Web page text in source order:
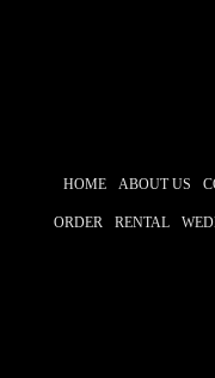
HOME ABOUT US
ORDER RENTAL